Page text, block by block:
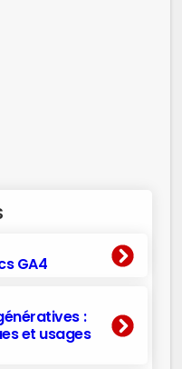
GA4
:
et usages